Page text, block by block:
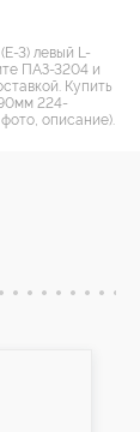
3) левый L-
ПАЗ-3204 и
Купить
224-
описание).